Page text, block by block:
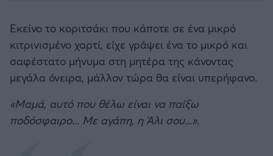
Εκείνο το κοριτσάκι που κάποτε σε ένα μικρό
κιτρινισμένο χαρτί, είχε γράψει ένα το μικρό και
σαφέστατο μήνυμα στη μητέρα της κάνοντας
μεγάλα όνειρα, μάλλον τώρα θα είναι υπερήφανο.
«Μαμά, αυτό που θέλω είναι να παίξω
ποδόσφαιρο... Με αγάπη, η Άλι σου...».